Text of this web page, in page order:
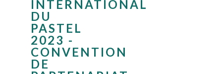
INTERNATIONAL
DU
PASTEL
2023 -
CONVENTION
DE